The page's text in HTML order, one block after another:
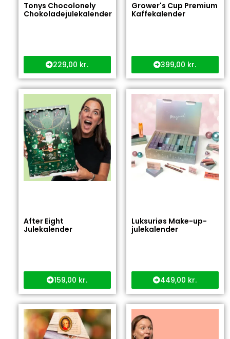
Tonys Chocolonely
Chokoladejulekalender
229,00 kr.
Grower's Cup Premium
Kaffekalender
399,00 kr.
After Eight
Julekalender
159,00 kr.
Luksuriøs Make-up-
julekalender
449,00 kr.